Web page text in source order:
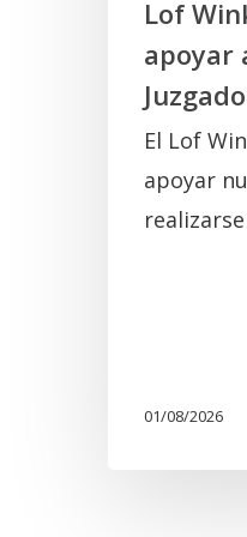
Lof
apoyar
El Lof
apoyar
01/08/2026